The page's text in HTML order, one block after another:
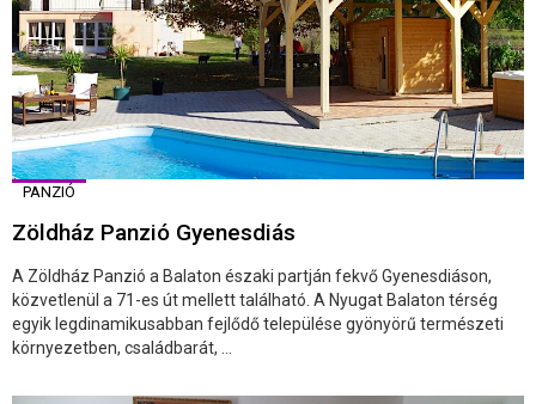
PANZIÓ
Zöldház Panzió Gyenesdiás
A Zöldház Panzió a Balaton északi partján fekvő Gyenesdiáson,
közvetlenül a 71-es út mellett található. A Nyugat Balaton térség
egyik legdinamikusabban fejlődő települése gyönyörű természeti
környezetben, családbarát, ...